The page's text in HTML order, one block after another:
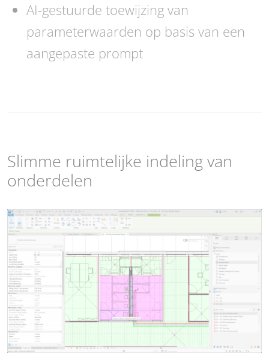
AI-gestuurde toewijzing van
parameterwaarden op basis van een
aangepaste prompt
Slimme ruimtelijke indeling van
onderdelen